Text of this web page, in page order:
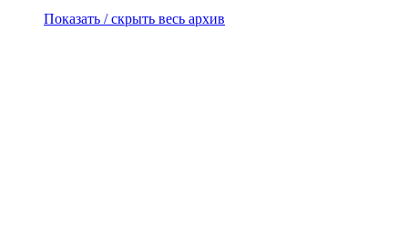
Показать / скрыть весь архив